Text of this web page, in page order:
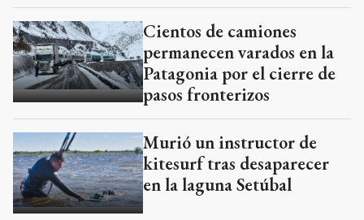
Cientos de camiones
permanecen varados en la
Patagonia por el cierre de
pasos fronterizos
Murió un instructor de
kitesurf tras desaparecer
en la laguna Setúbal